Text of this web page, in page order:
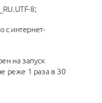
8;
с интернет-
на запуск
реже 1 раза в 30